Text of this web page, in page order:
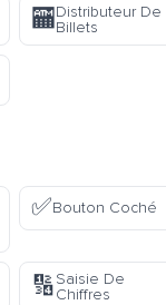
🏧Distributeur De
Billets
✅Bouton Coché
🔢Saisie De
Chiffres